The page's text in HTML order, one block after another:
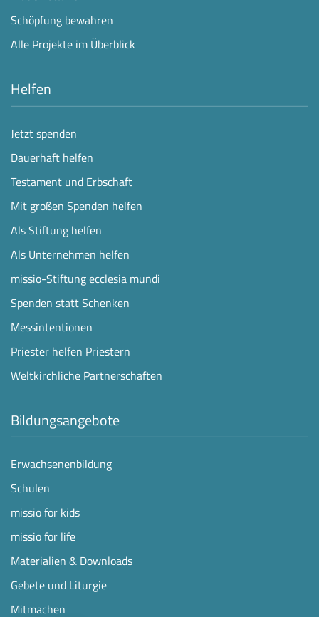
Schöpfung bewahren
Alle Projekte im Überblick
Helfen
Jetzt spenden
Dauerhaft helfen
Testament und Erbschaft
Mit großen Spenden helfen
Als Stiftung helfen
Als Unternehmen helfen
missio-Stiftung ecclesia mundi
Spenden statt Schenken
Messintentionen
Priester helfen Priestern
Weltkirchliche Partnerschaften
Bildungsangebote
Erwachsenenbildung
Schulen
missio for kids
missio for life
Materialien & Downloads
Gebete und Liturgie
Mitmachen